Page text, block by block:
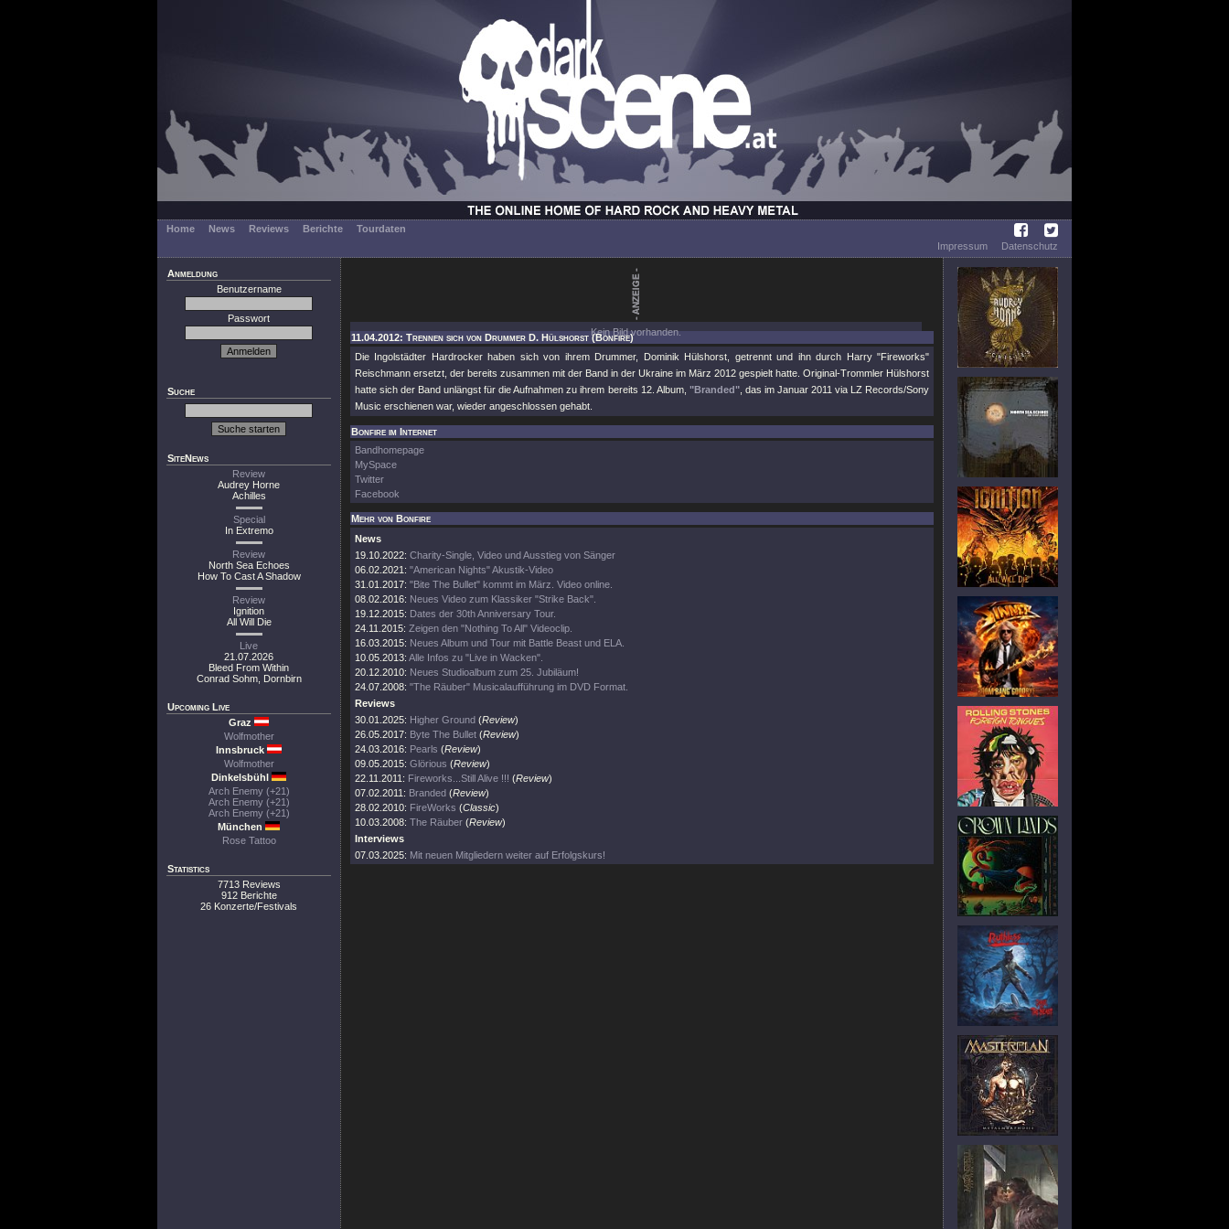
Home News Reviews Berichte
Tourdaten
Impressum
Datenschutz
Anmeldung
Benutzername
Passwort
Suche
SiteNews
Review
Audrey Horne
Achilles
Special
In Extremo
Review
North Sea Echoes
How To Cast A Shadow
Review
Ignition
All Will Die
Live
21.07.2026
Bleed From Within
Conrad Sohm, Dornbirn
Upcoming Live
Graz
Wolfmother
Innsbruck
Wolfmother
Dinkelsbühl
Arch Enemy (+21)
Arch Enemy (+21)
Arch Enemy (+21)
München
Rose Tattoo
Statistics
7713 Reviews
912 Berichte
26 Konzerte/Festivals
Kein Bild vorhanden.
11.04.2012: Trennen sich von Drummer D. Hülshorst (Bonfire)
Die Ingolstädter Hardrocker haben sich von ihrem Drummer, Dominik Hülshorst, getrennt und ihn durch Harry "Fireworks"
Reischmann ersetzt, der bereits zusammen mit der Band in der Ukraine im März 2012 gespielt hatte. Original-Trommler Hülshorst
hatte sich der Band unlängst für die Aufnahmen zu ihrem bereits 12. Album, "Branded", das im Januar 2011 via LZ Records/Sony
Music erschienen war, wieder angeschlossen gehabt.
Bonfire im Internet
Bandhomepage
MySpace
Twitter
Facebook
Mehr von Bonfire
News
19.10.2022: Charity-Single, Video und Ausstieg von Sänger
06.02.2021: "American Nights" Akustik-Video
31.01.2017: "Bite The Bullet" kommt im März. Video online.
08.02.2016: Neues Video zum Klassiker "Strike Back".
19.12.2015: Dates der 30th Anniversary Tour.
24.11.2015: Zeigen den "Nothing To All" Videoclip.
16.03.2015: Neues Album und Tour mit Battle Beast und ELA.
10.05.2013: Alle Infos zu "Live in Wacken".
20.12.2010: Neues Studioalbum zum 25. Jubiläum!
24.07.2008: "The Räuber" Musicalaufführung im DVD Format.
Reviews
30.01.2025: Higher Ground (Review)
26.05.2017: Byte The Bullet (Review)
24.03.2016: Pearls (Review)
09.05.2015: Glörious (Review)
22.11.2011: Fireworks...Still Alive !!! (Review)
07.02.2011: Branded (Review)
28.02.2010: FireWorks (Classic)
10.03.2008: The Räuber (Review)
Interviews
07.03.2025: Mit neuen Mitgliedern weiter auf Erfolgskurs!